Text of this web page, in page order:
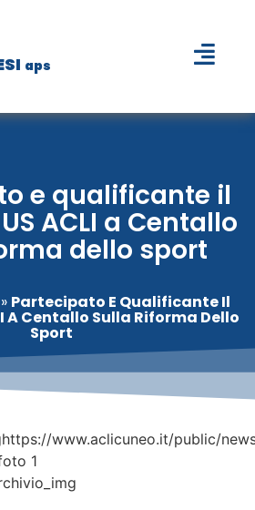
aps
e qualificante il
ACLI a Centallo
dello sport
» Partecipato E Qualificante Il
A Centallo Sulla Riforma Dello
Sport
www.aclicuneo.it/public/
1